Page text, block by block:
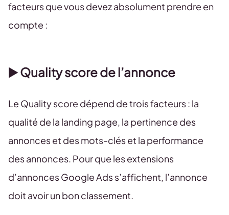
facteurs que vous devez absolument prendre en
compte :
▶️ Quality score de l’annonce
Le Quality score dépend de trois facteurs : la
qualité de la landing page, la pertinence des
annonces et des mots-clés et la performance
des annonces. Pour que les extensions
d’annonces Google Ads s’affichent, l’annonce
doit avoir un bon classement.